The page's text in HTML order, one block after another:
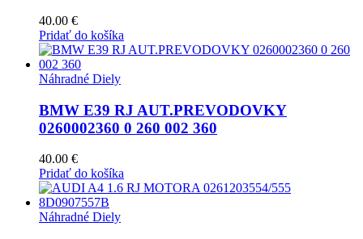
40.00 €
Pridať do košíka
Náhradné Diely
BMW E39 RJ AUT.PREVODOVKY
0260002360 0 260 002 360
40.00 €
Pridať do košíka
Náhradné Diely